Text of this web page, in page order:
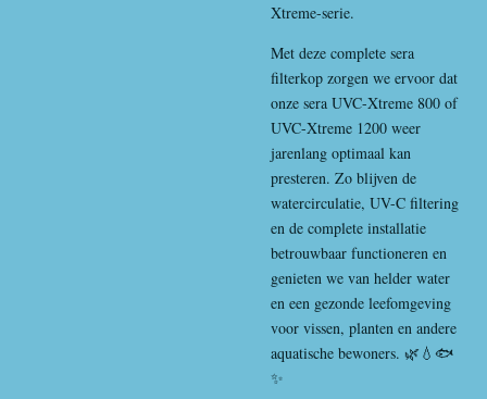
Xtreme-serie.
Met deze complete sera
filterkop zorgen we ervoor dat
onze sera UVC-Xtreme 800 of
UVC-Xtreme 1200 weer
jarenlang optimaal kan
presteren. Zo blijven de
watercirculatie, UV-C filtering
en de complete installatie
betrouwbaar functioneren en
genieten we van helder water
en een gezonde leefomgeving
voor vissen, planten en andere
aquatische bewoners. 🌿💧🐟
✨